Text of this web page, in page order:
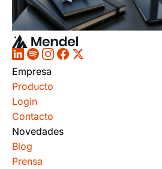
Empresa
Producto
Login
Contacto
Novedades
Blog
Prensa